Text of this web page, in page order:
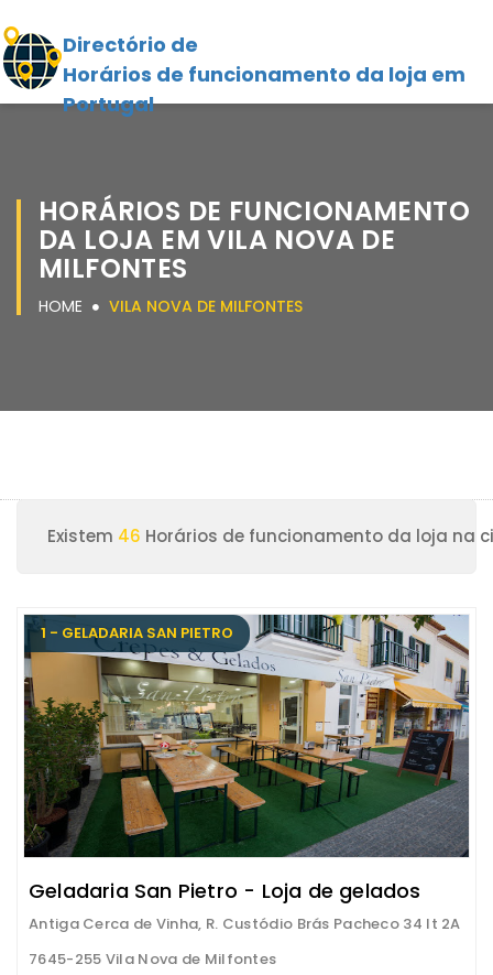
Directório de
Horários de funcionamento da loja em
Portugal
HORÁRIOS DE FUNCIONAMENTO
DA LOJA EM VILA NOVA DE
MILFONTES
HOME VILA NOVA DE MILFONTES
Existem 46 Horários de funcionamento da loja na
1 - GELADARIA SAN PIETRO
Geladaria San Pietro - Loja de gelados
Antiga Cerca de Vinha, R. Custódio Brás Pacheco 34 lt 2A
7645-255 Vila Nova de Milfontes